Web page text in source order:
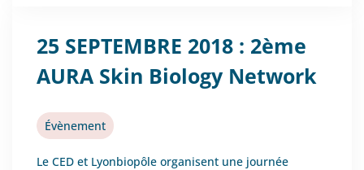
25 SEPTEMBRE 2018 : 2ème
AURA Skin Biology Network
Évènement
Le CED et Lyonbiopôle organisent une journée